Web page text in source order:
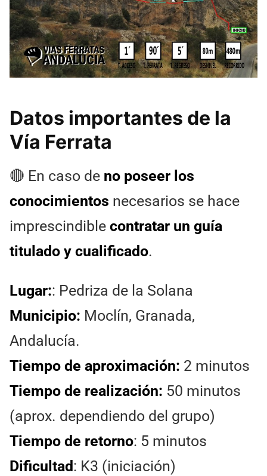
Datos importantes de la
Vía Ferrata
🔴 En caso de no poseer los
conocimientos necesarios se hace
imprescindible contratar un guía
titulado y cualificado.
Lugar:: Pedriza de la Solana
Municipio: Moclín, Granada,
Andalucía.
Tiempo de aproximación: 2 minutos
Tiempo de realización: 50 minutos
(aprox. dependiendo del grupo)
Tiempo de retorno: 5 minutos
Dificultad: K3 (iniciación)